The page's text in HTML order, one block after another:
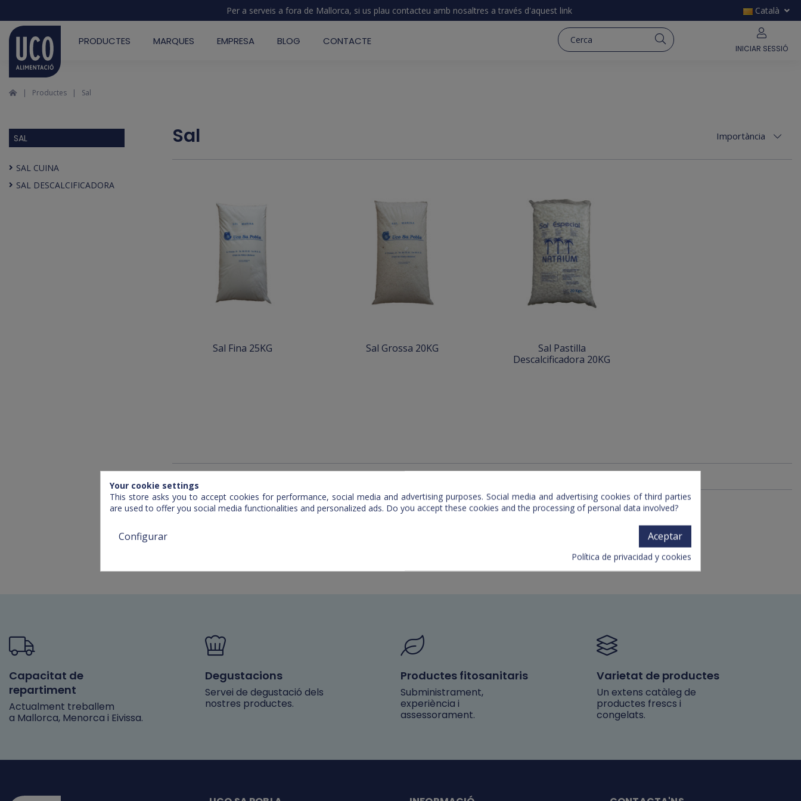
Per a serveis a fora de Mallorca, si us plau contacteu amb nosaltres a través d'aquest link Català
PRODUCTES MARQUES EMPRESA BLOG CONTACTE
INICIAR SESSIÓ
Productes Sal
Sal Importància
Sal Fina 25KG Sal Grossa 20KG
Sal Pastilla
Descalcificadora 20KG
SAL
SAL CUINA
SAL DESCALCIFICADORA
Capacitat de
repartiment
Actualment treballem
a Mallorca, Menorca i Eivissa.
Degustacions
Servei de degustació dels
nostres productes.
Productes fitosanitaris
Subministrament,
experiència i
assessorament.
Varietat de productes
Un extens catàleg de
productes frescs i
congelats.
Your cookie settings
This store asks you to accept cookies for performance, social media and advertising purposes. Social media and advertising cookies of third parties
are used to offer you social media functionalities and personalized ads. Do you accept these cookies and the processing of personal data involved?
Aceptar
Configurar
Política de privacidad y cookies